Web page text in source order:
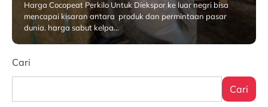
Harga Cocopeat Perkilo Untuk Diekspor ke luar negri bisa
mencapai kisaran antara produk dan permintaan pasar
dunia. harga sabut kelpa…
Desember 12, 2024
Cari
Cari